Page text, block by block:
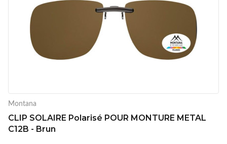
Montana
CLIP SOLAIRE Polarisé POUR MONTURE METAL
C12B - Brun